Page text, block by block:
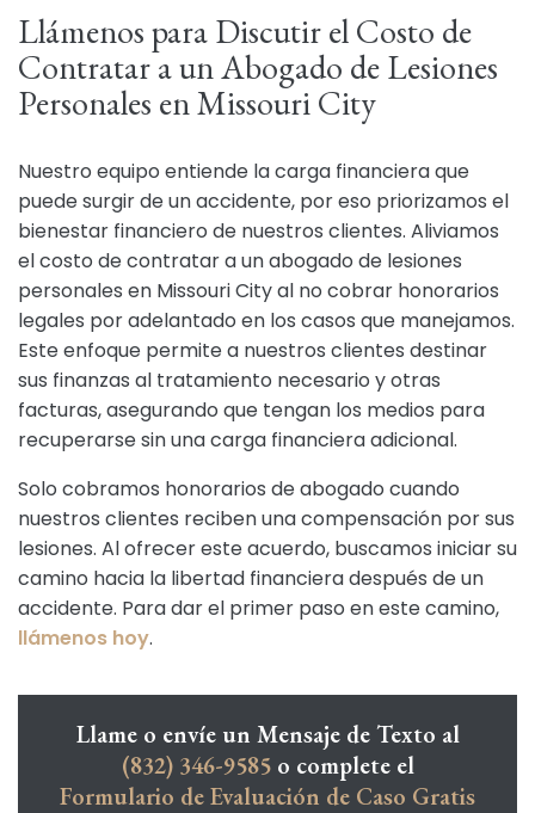
Llámenos para Discutir el Costo de
Contratar a un Abogado de Lesiones
Personales en Missouri City
Nuestro equipo entiende la carga financiera que
puede surgir de un accidente, por eso priorizamos el
bienestar financiero de nuestros clientes. Aliviamos
el costo de contratar a un abogado de lesiones
personales en Missouri City al no cobrar honorarios
legales por adelantado en los casos que manejamos.
Este enfoque permite a nuestros clientes destinar
sus finanzas al tratamiento necesario y otras
facturas, asegurando que tengan los medios para
recuperarse sin una carga financiera adicional.
Solo cobramos honorarios de abogado cuando
nuestros clientes reciben una compensación por sus
lesiones. Al ofrecer este acuerdo, buscamos iniciar su
camino hacia la libertad financiera después de un
accidente. Para dar el primer paso en este camino,
llámenos hoy.
Llame o envíe un Mensaje de Texto al
(832) 346-9585o complete el
Formulario de Evaluación de Caso Gratis